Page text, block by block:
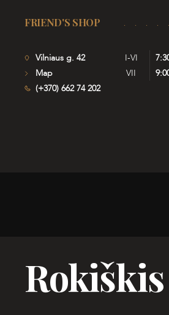
FRIEND'S SHOP
Vilniaus g. 42
Map
(+370) 662 74 202
I-VI
VII
Rokiškis